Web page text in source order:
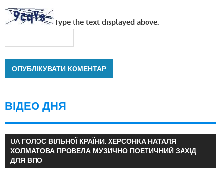
Type the text displayed above:
ВІДЕО ДНЯ
UA ГОЛОС ВІЛЬНОЇ КРАЇНИ: ХЕРСОНКА НАТАЛЯ
ХОЛМАТОВА ПРОВЕЛА МУЗИЧНО ПОЕТИЧНИЙ ЗАХІД
ДЛЯ ВПО